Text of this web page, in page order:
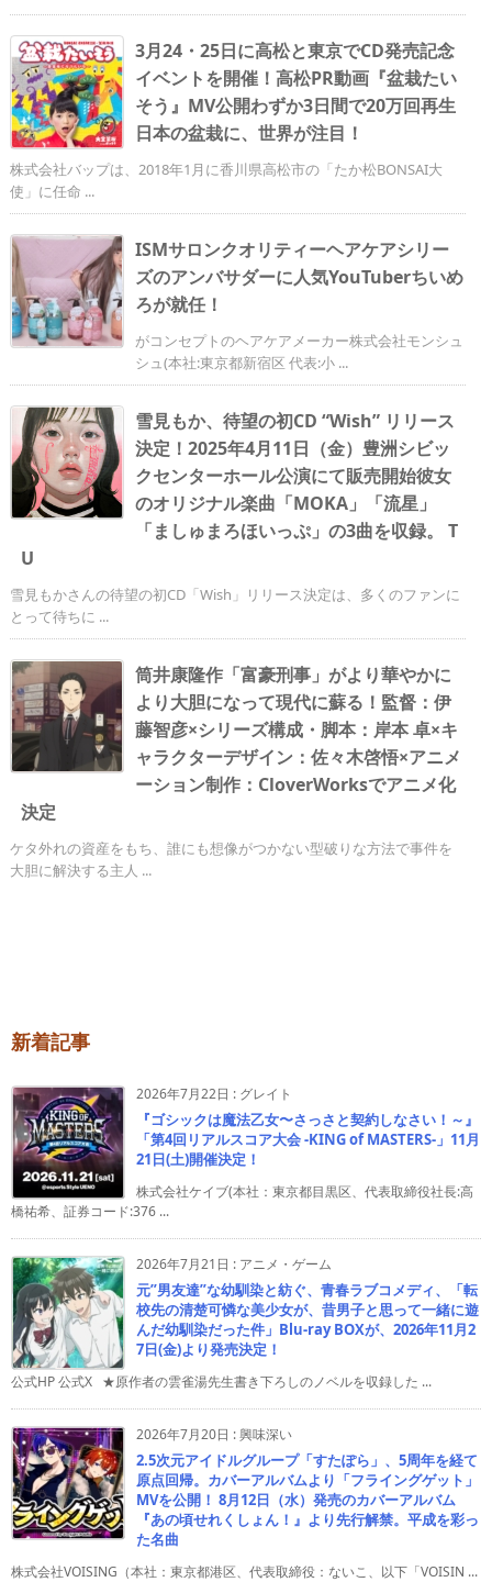
3月24・25日に高松と東京でCD発売記念
イベントを開催！高松PR動画『盆栽たい
そう』MV公開わずか3日間で20万回再生
日本の盆栽に、世界が注目！
株式会社バップは、2018年1月に香川県高松市の「たか松BONSAI大
使」に任命 ...
ISMサロンクオリティーヘアケアシリー
ズのアンバサダーに人気YouTuberちいめ
ろが就任！
がコンセプトのヘアケアメーカー株式会社モンシュ
シュ(本社:東京都新宿区 代表:小 ...
雪見もか、待望の初CD “Wish” リリース
決定！2025年4月11日（金）豊洲シビッ
クセンターホール公演にて販売開始彼女
のオリジナル楽曲「MOKA」「流星」
「ましゅまろほいっぷ」の3曲を収録。 T
U
雪見もかさんの待望の初CD「Wish」リリース決定は、多くのファンに
とって待ちに ...
筒井康隆作「富豪刑事」がより華やかに
より大胆になって現代に蘇る！監督：伊
藤智彦×シリーズ構成・脚本：岸本 卓×キ
ャラクターデザイン：佐々木啓悟×アニメ
ーション制作：CloverWorksでアニメ化
決定
ケタ外れの資産をもち、誰にも想像がつかない型破りな方法で事件を
大胆に解決する主人 ...
新着記事
2026年7月22日 : グレイト
『ゴシックは魔法乙女〜さっさと契約しなさい！～』
「第4回リアルスコア大会 -KING of MASTERS-」11月
21日(土)開催決定！
株式会社ケイブ(本社：東京都目黒区、代表取締役社長:高
橋祐希、証券コード:376 ...
2026年7月21日 : アニメ・ゲーム
元”男友達”な幼馴染と紡ぐ、青春ラブコメディ、「転
校先の清楚可憐な美少女が、昔男子と思って一緒に遊
んだ幼馴染だった件」Blu-ray BOXが、2026年11月2
7日(金)より発売決定！
公式HP 公式X ★原作者の雲雀湯先生書き下ろしのノベルを収録した ...
2026年7月20日 :興味深い
2.5次元アイドルグループ「すたぽら」、5周年を経て
原点回帰。カバーアルバムより「フライングゲット」
MVを公開！ 8月12日（水）発売のカバーアルバム
『あの頃せれくしょん！』より先行解禁。平成を彩っ
た名曲
株式会社VOISING（本社：東京都港区、代表取締役：ないこ、以下「VOISIN ...